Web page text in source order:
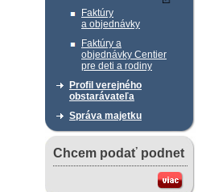
Faktúry
a objednávky
Faktúry a
objednávky Centier
pre deti a rodiny
Profil verejného
obstarávateľa
Správa majetku
Chcem podať podnet